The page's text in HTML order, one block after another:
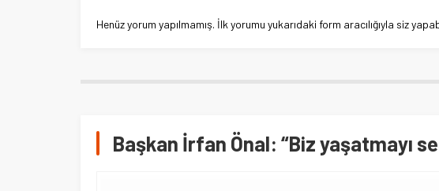
Henüz yorum yapılmamış. İlk yorumu yukarıdaki form aracılığıyla siz
Başkan İrfan Önal: “Biz yaşatmayı